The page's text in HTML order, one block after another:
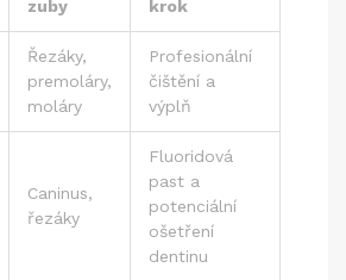
zuby
krok
Řezáky,
premoláry,
moláry
Profesionální
čištění a
výplň
Caninus,
řezáky
Fluoridová
past a
potenciální
ošetření
dentinu